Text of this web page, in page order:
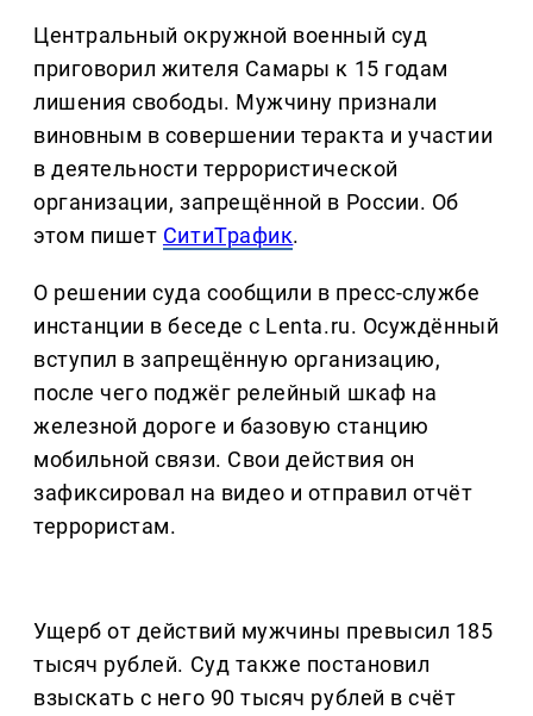
Центральный окружной военный суд
приговорил жителя Самары к 15 годам
лишения свободы. Мужчину признали
виновным в совершении теракта и участии
в деятельности террористической
организации, запрещённой в России. Об
этом пишет СитиТрафик.
О решении суда сообщили в пресс-службе
инстанции в беседе с Lenta.ru. Осуждённый
вступил в запрещённую организацию,
после чего поджёг релейный шкаф на
железной дороге и базовую станцию
мобильной связи. Свои действия он
зафиксировал на видео и отправил отчёт
террористам.
Ущерб от действий мужчины превысил 185
тысяч рублей. Суд также постановил
взыскать с него 90 тысяч рублей в счёт